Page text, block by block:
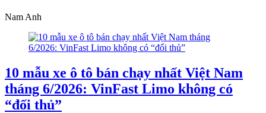
Nam Anh
10 mẫu xe ô tô bán chạy nhất Việt Nam
tháng 6/2026: VinFast Limo không có
“đối thủ”